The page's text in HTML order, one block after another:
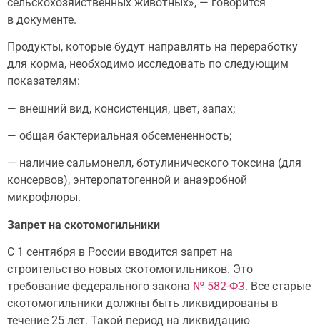
в документе.
Продукты, которые будут направлять на переработку
для корма, необходимо исследовать по следующим
показателям:
— внешний вид, консистенция, цвет, запах;
— общая бактериальная обсемененность;
— наличие сальмонелл, ботулинического токсина (для
консервов), энтеропатогенной и анаэробной
микрофлоры.
Запрет на скотомогильники
С 1 сентября в России вводится запрет на
строительство новых скотомогильников. Это
требование федерального закона № 582-ФЗ. Все старые
скотомогильники должны быть ликвидированы в
течение 25 лет. Такой период на ликвидацию